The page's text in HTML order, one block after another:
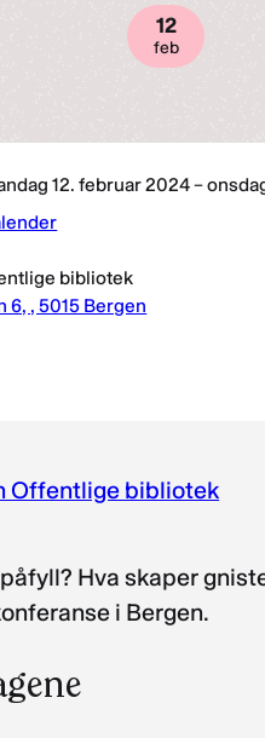
12
feb
12. februar 2024 –
bibliotek
6, , 5015 Bergen
Offentlige bibliotek
Hva skaper
i Bergen.